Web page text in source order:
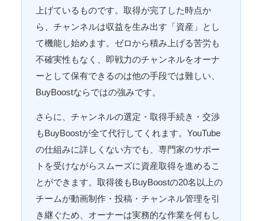
上げているものです。取得が完了した時点か
ら、チャンネルは収益を生み出す「資産」とし
て機能し始めます。ゼロから積み上げる苦労も
不確実性もなく、即戦力のチャンネルをオーナ
ーとして保有できるのは他の手段では難しい、
BuyBoostならではの強みです。
さらに、チャンネルの選定・取得手続き・交渉
もBuyBoostが全て代行してくれます。YouTube
の仕組みに詳しくない方でも、専門家のサポー
トを受けながらスムーズに資産取得を進めるこ
とができます。取得後もBuyBoostの20名以上の
チームが動画制作・投稿・チャンネル管理を引
き継ぐため、オーナーは実務的な作業を何もし